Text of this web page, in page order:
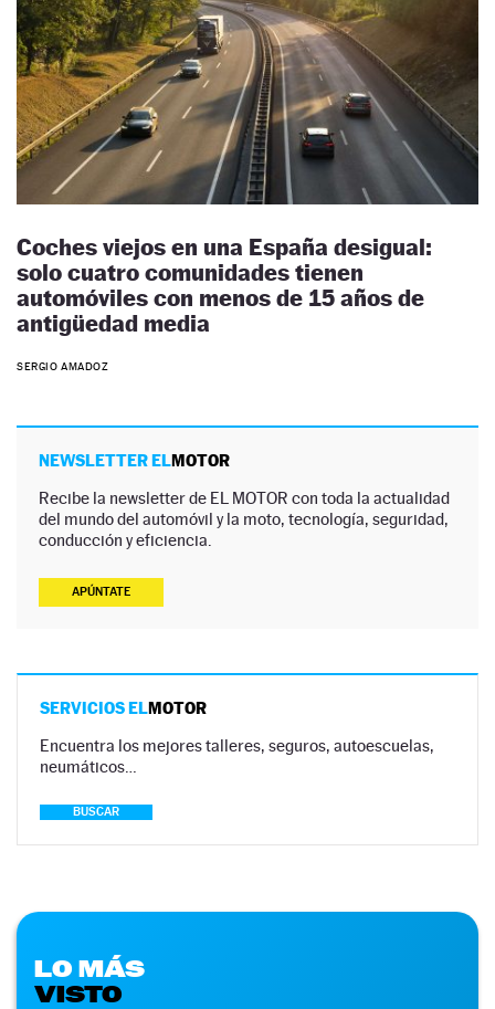
Coches viejos en una España desigual:
solo cuatro comunidades tienen
automóviles con menos de 15 años de
antigüedad media
SERGIO AMADOZ
NEWSLETTER ELMOTOR
Recibe la newsletter de EL MOTOR con toda la actualidad
del mundo del automóvil y la moto, tecnología, seguridad,
conducción y eficiencia.
APÚNTATE
SERVICIOS ELMOTOR
Encuentra los mejores talleres, seguros, autoescuelas,
neumáticos…
BUSCAR
LO MÁS
VISTO